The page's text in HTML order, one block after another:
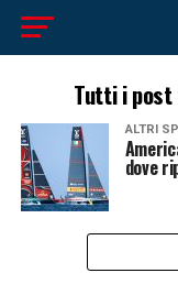
Tutti i post
ALTRI
dove